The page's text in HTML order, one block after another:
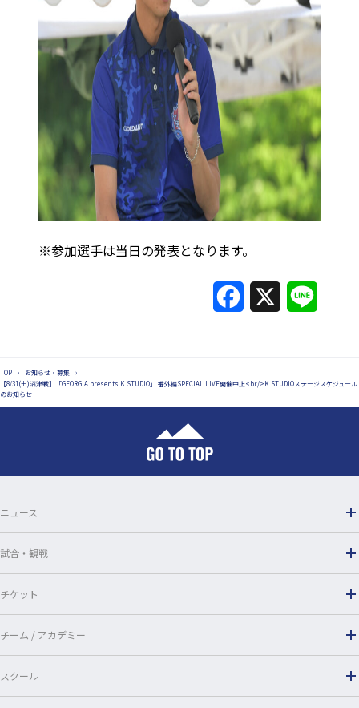
※参加選手は当日の発表となります。
e
o
e
TOP › お知らせ・募集
›
【8/31(土)沼津戦】「GEORGIA presents K STUDIO」 番外編SPECIAL LIVE開催中止<br/>K STUDIOステージスケジュール
のお知らせ
ニュース
試合・観戦
チケット
チーム / アカデミー
スクール